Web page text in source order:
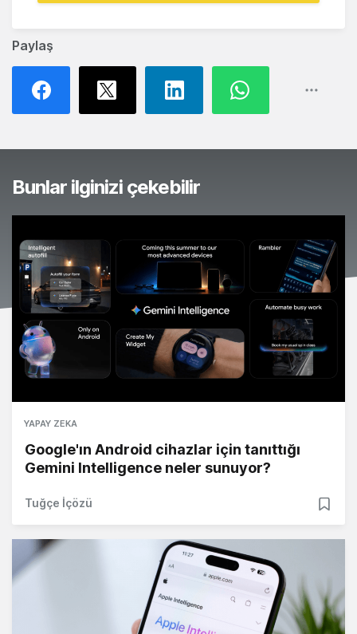
Paylaş
Bunlar ilginizi çekebilir
YAPAY ZEKA
Google'ın Android cihazlar için tanıttığı
Gemini Intelligence neler sunuyor?
Tuğçe İçözü